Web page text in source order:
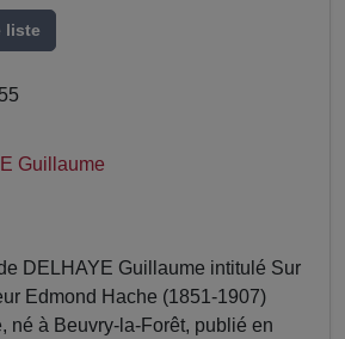
liste
Guillaume
DELHAYE Guillaume intitulé Sur
Edmond Hache (1851-1907)
né à Beuvry-la-Forêt, publié en